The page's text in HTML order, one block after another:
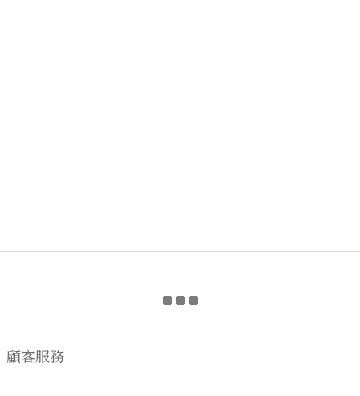
顧客服務